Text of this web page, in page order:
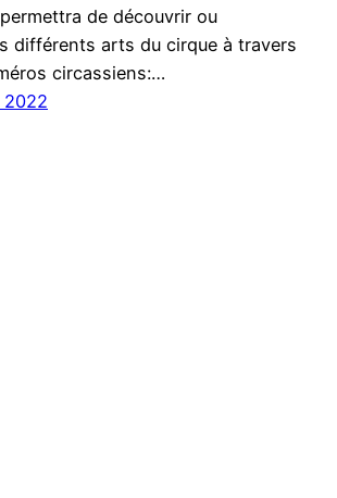
de découvrir ou
différents arts du cirque à travers
circassiens:…
2022